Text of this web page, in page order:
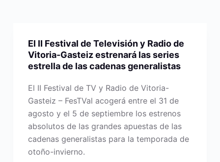
El II Festival de Televisión y Radio de
Vitoria-Gasteiz estrenará las series
estrella de las cadenas generalistas
El II Festival de TV y Radio de Vitoria-
Gasteiz – FesTVal acogerá entre el 31 de
agosto y el 5 de septiembre los estrenos
absolutos de las grandes apuestas de las
cadenas generalistas para la temporada de
otoño-invierno.